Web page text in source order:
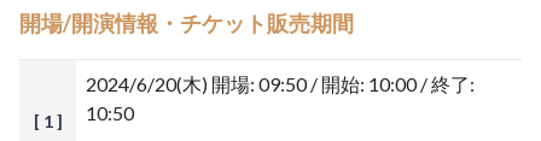
開場/開演情報・チケット販売期間
[ 1 ]
2024/6/20(木) 開場: 09:50 / 開始: 10:00 / 終了:
10:50